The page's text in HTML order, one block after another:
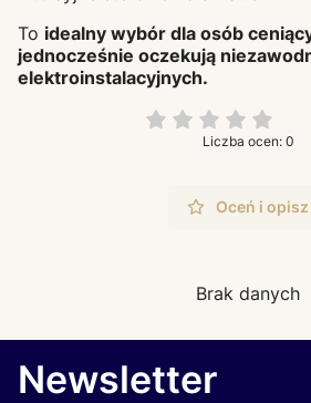
To idealny wybór dla osób
jednocześnie oczekują
elektroinstalacyjnych.
Liczba ocen: 0
Oceń i opisz
Brak danych
Newsletter